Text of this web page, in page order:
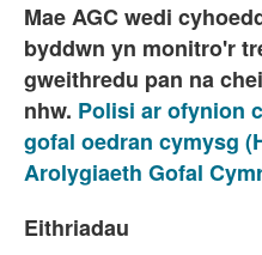
Mae AGC wedi
byddwn yn monitro'r
gweithredu pan na
nhw. Polisi ar ofynion
gofal oedran cymysg
Arolygiaeth Gofal
Eithriadau